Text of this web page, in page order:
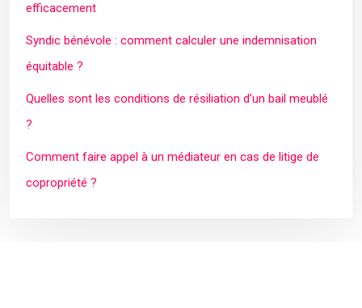
efficacement
Syndic bénévole : comment calculer une indemnisation
équitable ?
Quelles sont les conditions de résiliation d’un bail meublé
?
Comment faire appel à un médiateur en cas de litige de
copropriété ?